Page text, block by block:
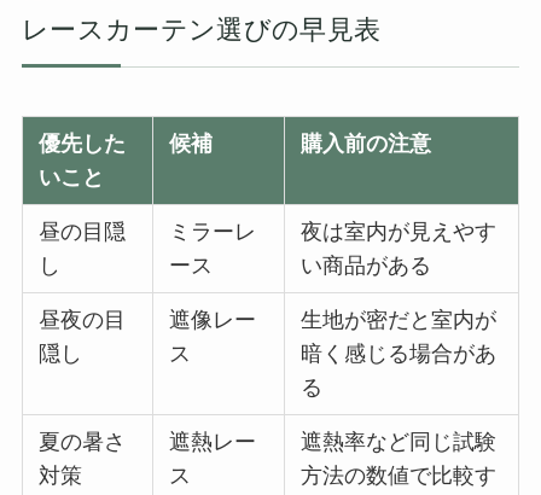
レースカーテン選びの早見表
優先した
いこと
候補 購入前の注意
昼の目隠
し
ミラーレ
ース
夜は室内が見えやす
い商品がある
昼夜の目
隠し
遮像レー
ス
生地が密だと室内が
暗く感じる場合があ
る
夏の暑さ
対策
遮熱レー
ス
遮熱率など同じ試験
方法の数値で比較す